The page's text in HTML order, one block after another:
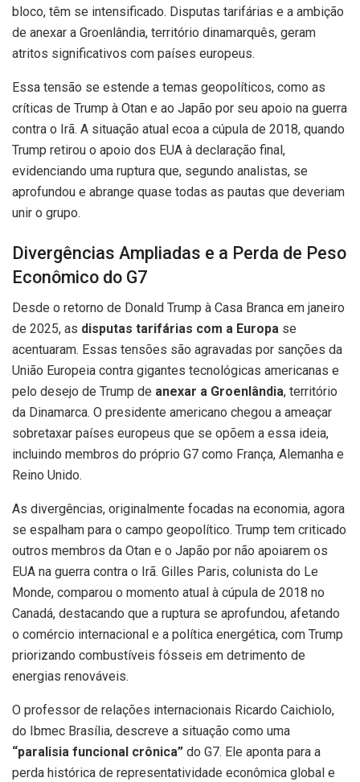
bloco, têm se intensificado. Disputas tarifárias e a ambição
de anexar a Groenlândia, território dinamarquês, geram
atritos significativos com países europeus.
Essa tensão se estende a temas geopolíticos, como as
críticas de Trump à Otan e ao Japão por seu apoio na guerra
contra o Irã. A situação atual ecoa a cúpula de 2018, quando
Trump retirou o apoio dos EUA à declaração final,
evidenciando uma ruptura que, segundo analistas, se
aprofundou e abrange quase todas as pautas que deveriam
unir o grupo.
Divergências Ampliadas e a Perda de Peso
Econômico do G7
Desde o retorno de Donald Trump à Casa Branca em janeiro
de 2025, as disputas tarifárias com a Europa se
acentuaram. Essas tensões são agravadas por sanções da
União Europeia contra gigantes tecnológicas americanas e
pelo desejo de Trump de anexar a Groenlândia, território
da Dinamarca. O presidente americano chegou a ameaçar
sobretaxar países europeus que se opõem a essa ideia,
incluindo membros do próprio G7 como França, Alemanha e
Reino Unido.
As divergências, originalmente focadas na economia, agora
se espalham para o campo geopolítico. Trump tem criticado
outros membros da Otan e o Japão por não apoiarem os
EUA na guerra contra o Irã. Gilles Paris, colunista do Le
Monde, comparou o momento atual à cúpula de 2018 no
Canadá, destacando que a ruptura se aprofundou, afetando
o comércio internacional e a política energética, com Trump
priorizando combustíveis fósseis em detrimento de
energias renováveis.
O professor de relações internacionais Ricardo Caichiolo,
do Ibmec Brasília, descreve a situação como uma
“paralisia funcional crônica” do G7. Ele aponta para a
perda histórica de representatividade econômica global e